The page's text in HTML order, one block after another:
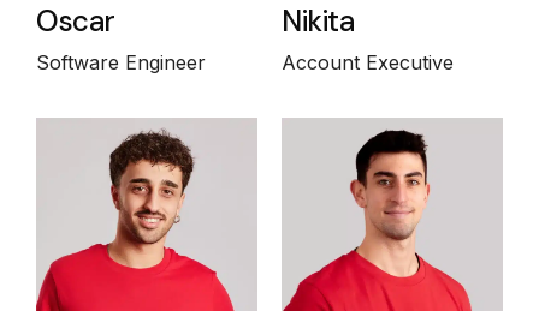
Oscar
Software Engineer
Nikita
Account Executive